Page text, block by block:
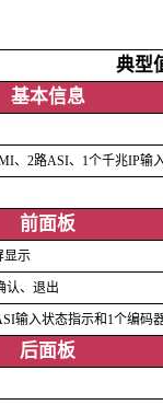
典型
基本信息
、2路ASI、1个千兆IP输
前面板
显示
认、退出
输入状态指示和1个编码
后面板